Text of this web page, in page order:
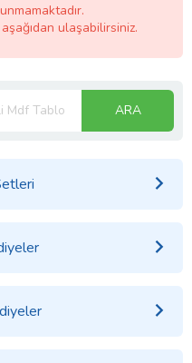
ulaşabilirsiniz.
ARA